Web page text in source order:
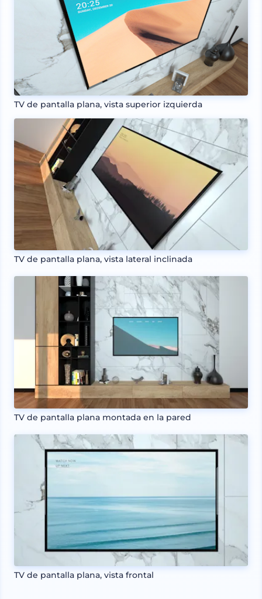
TV de pantalla plana, vista superior izquierda
TV de pantalla plana, vista lateral inclinada
TV de pantalla plana montada en la pared
TV de pantalla plana, vista frontal